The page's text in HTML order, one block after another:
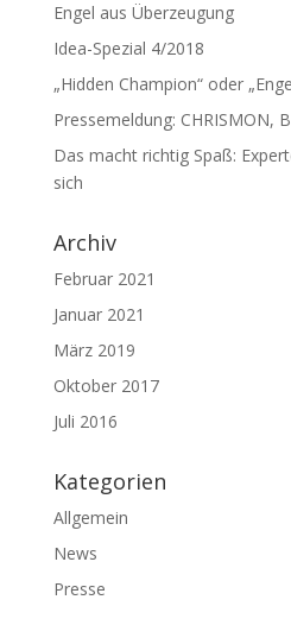
Engel aus Überzeugung
Idea-Spezial 4/2018
„Hidden Champion“ oder
Pressemeldung: CHRISMON,
Das macht richtig Spaß:
sich
Archiv
Februar 2021
Januar 2021
März 2019
Oktober 2017
Juli 2016
Kategorien
Allgemein
News
Presse